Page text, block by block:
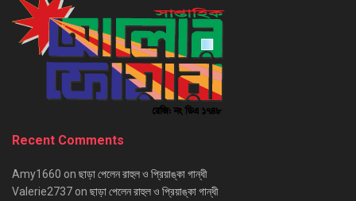
Recent Comments
Amy1660 on ছাড়া পেলেন রাহুল ও প্রিয়াঙ্কা গান্ধী
Valerie2737 on ছাড়া পেলেন রাহুল ও প্রিয়াঙ্কা গান্ধী